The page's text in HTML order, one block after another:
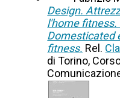
Design.
l'home fitness.
Domesticated
fitness. Rel.
di Torino,